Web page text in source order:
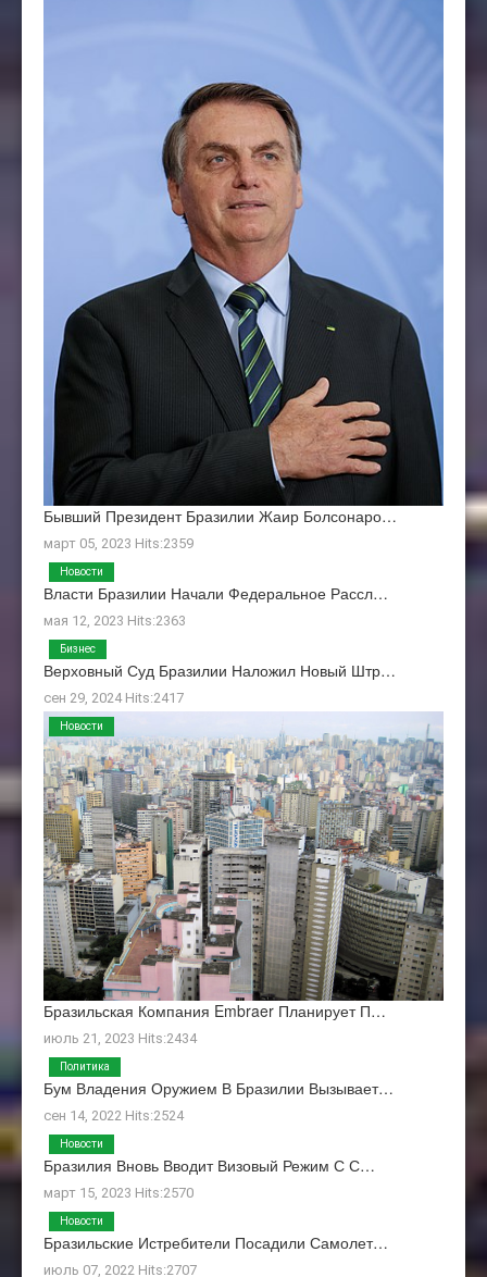
Бывший Президент Бразилии Жаир Болсонаро…
март 05, 2023 Hits:2359
Власти Бразилии Начали Федеральное Рассл…
мая 12, 2023 Hits:2363
Новости
Верховный Суд Бразилии Наложил Новый Штр…
сен 29, 2024 Hits:2417
Бизнес
Бразильская Компания Embraer Планирует П…
июль 21, 2023 Hits:2434
Новости
Бум Владения Оружием В Бразилии Вызывает…
сен 14, 2022 Hits:2524
Политика
Бразилия Вновь Вводит Визовый Режим С С…
март 15, 2023 Hits:2570
Новости
Бразильские Истребители Посадили Самолет…
июль 07, 2022 Hits:2707
Новости